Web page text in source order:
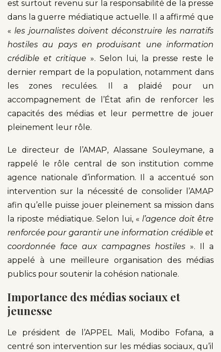
est surtout revenu sur la responsabilité de la presse
dans la guerre médiatique actuelle. Il a affirmé que
«les journalistes doivent déconstruire les narratifs
hostiles au pays en produisant une information
crédible et critique ». Selon lui, la presse reste le
dernier rempart de la population, notamment dans
les zones reculées. Il a plaidé pour un
accompagnement de l’État afin de renforcer les
capacités des médias et leur permettre de jouer
pleinement leur rôle.
Le directeur de l’AMAP, Alassane Souleymane, a
rappelé le rôle central de son institution comme
agence nationale d’information. Il a accentué son
intervention sur la nécessité de consolider l’AMAP
afin qu’elle puisse jouer pleinement sa mission dans
la riposte médiatique. Selon lui, «l’agence doit être
renforcée pour garantir une information crédible et
coordonnée face aux campagnes hostiles ». Il a
appelé à une meilleure organisation des médias
publics pour soutenir la cohésion nationale.
Importance des médias sociaux et
jeunesse
Le président de l’APPEL Mali, Modibo Fofana, a
centré son intervention sur les médias sociaux, qu’il